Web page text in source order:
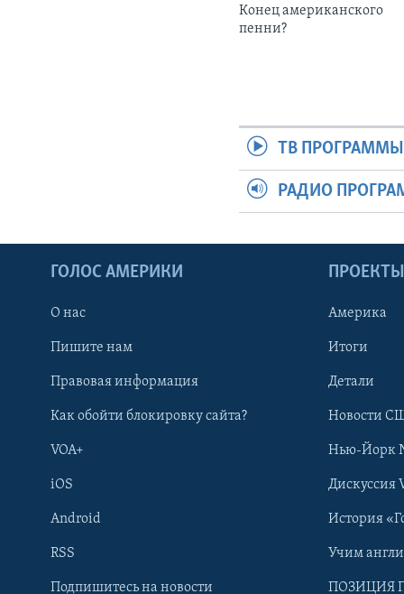
Learning English
Конец американского
пенни?
ТВ ПРОГРАММЫ
РАДИО
ГОЛОС АМЕРИКИ
О нас
Пишите нам
Правовая информация
Как обойти блокировку сайта?
VOA+
iOS
Android
RSS
Подпишитесь на новости
ПРОЕКТЫ
Америка
Итоги
Детали
Новости
Нью-Йорк
Дискуссия
История
Учим
ПОЗИЦИЯ